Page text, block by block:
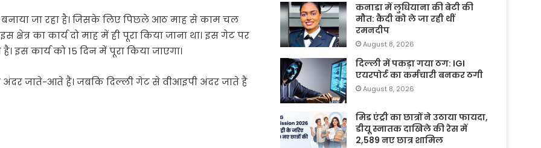
जा रहा है। जिसके लिए पिछले आठ माह से काम चल
का कार्य दो माह में ही पूरा किया जाना था। इस गेट पर
कार्य को 15 दिन में पूरा किया जाएगा।
जाते-आते हैं। जबकि दिल्ली गेट से वीआइपी अंदर जाते हैं
कनाडा में लुधियाना की बेटी की
माैत: कैदी को ले जा रही थीं
रमनदीप
August 8, 2026
दिल्ली में पकड़ा गया ठग: IGI
एयरपोर्ट का कर्मचारी बनकर ठगी
August 8, 2026
मिड एंट्री का छात्रों ने उठाया फायदा,
डीयू स्नातक दाखिले की रेस में
2,589 नए छात्र शामिल